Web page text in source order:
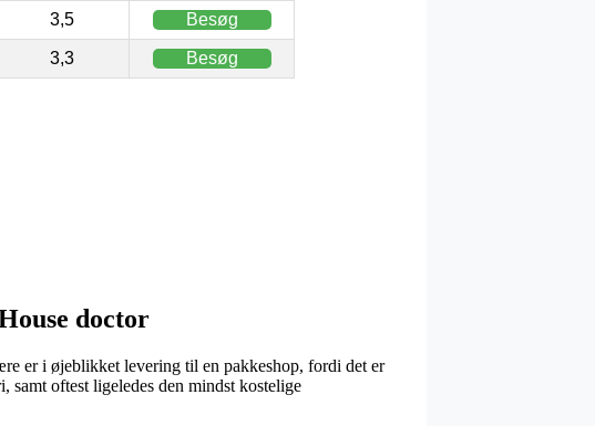
3,5 Besøg
3,3 Besøg
doctor
er i øjeblikket levering til en pakkeshop, fordi det er
oftest ligeledes den mindst kostelige